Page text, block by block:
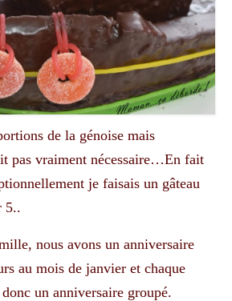
de la génoise mais
pas vraiment nécessaire…En fait
je faisais un gâteau
5..
nous avons un anniversaire
au mois de janvier et chaque
un anniversaire groupé.